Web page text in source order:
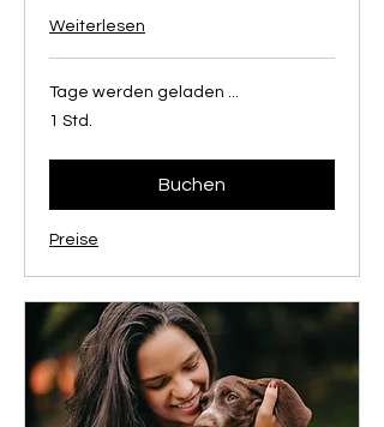
Weiterlesen
Tage werden geladen ...
1 Std.
Buchen
Preise